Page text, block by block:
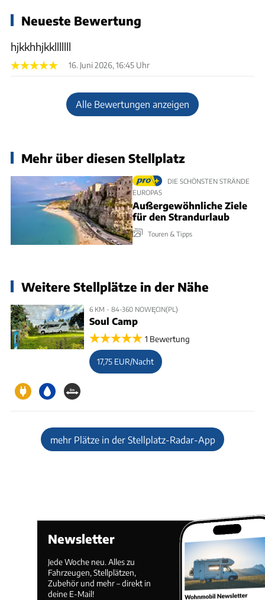
Neueste Bewertung
hjkkhhjkklllllll
16. Juni 2026, 16:45 Uhr
Alle Bewertungen anzeigen
Mehr über diesen Stellplatz
DIE SCHÖNSTEN STRÄNDE
EUROPAS
Außergewöhnliche Ziele
für den Strandurlaub
Touren & Tipps
Weitere Stellplätze in der Nähe
6 KM - 84-360 NOWĘCIN(PL)
Soul Camp
1 Bewertung
17,75 EUR/Nacht
mehr Plätze in der Stellplatz-Radar-App
Newsletter
Jede Woche neu. Alles zu
Fahrzeugen, Stellplätzen,
Zubehör und mehr – direkt in
deine E-Mail!